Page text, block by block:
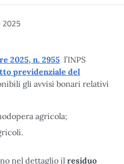
2025
2025, n. 2955 l’INPS
previdenziale del
gli avvisi bonari relativi
agricola;
nel dettaglio il residuo